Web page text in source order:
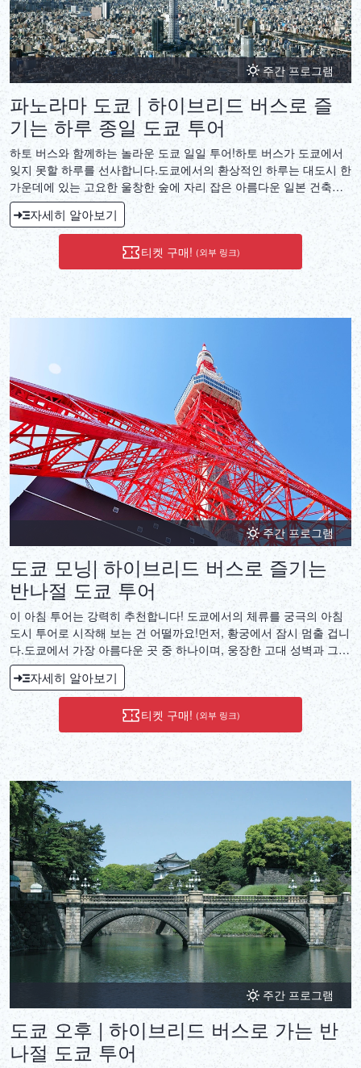
주간 프로그램
파노라마 도쿄 | 하이브리드 버스로 즐
기는 하루 종일 도쿄 투어
하토 버스와 함께하는 놀라운 도쿄 일일 투어!하토 버스가 도쿄에서
잊지 못할 하루를 선사합니다.도쿄에서의 환상적인 하루는 대도시 한
가운데에 있는 고요한 울창한 숲에 자리 잡은 아름다운 일본 건축물
인 메이지 신궁에서 시작됩니다.또한 이곳은 도시에서 가장 중요한
신사로 여겨집니다!그런 다음 버스가 황궁 광장으로 이동합니다.도쿄
에서 가장 아름다운 곳 중 하나이며, 웅장한 고대 성벽과 그림 같은
보호탑은 꼭 볼 가치가 있습니다.다음으로 베이 지역이 있는 오다이
바로 이동합니다.오다이바는 도쿄만의 인공 섬에 있는 인기 있는 쇼
핑 및 엔터테인먼트 지구입니다.오다이바에서 바람을 느낀 후, 빌라
폰테인 그랜드 하네다 공항에서 점심을 먹습니다.뷔페 점심을 즐기세
요.점심을 먹은 후, 버스는 도쿄에서 가장 오래된 사찰이 있는 유명한
아사쿠사로 이동합니다.나카미세 쇼핑 아케이드를 산책하며 즐기세
요.마지막 목적지는 도쿄 스카이트리 350m 템보 데크입니다. 타워
전망대에서 도쿄의 전망을 감상할 기회를 얻을 수 있습니다.하토 버
스는 여러분의 기대 이상을 제공해 드립니다!
자세히 알아보기
티켓 구매! (외부 링크)
주간 프로그램
도쿄 모닝| 하이브리드 버스로 즐기는
반나절 도쿄 투어
이 아침 투어는 강력히 추천합니다! 도쿄에서의 체류를 궁극의 아침
도시 투어로 시작해 보는 건 어떨까요!먼저, 황궁에서 잠시 멈출 겁니
다.도쿄에서 가장 아름다운 곳 중 하나이며, 웅장한 고대 성벽과 그림
같은 보호탑은 꼭 볼 만한 가치가 있습니다.황궁에 이어, 150m 전망
대에서 도시의 아름다운 전망을 감상할 수 있는 일본 수도의 상징 중
하나인 도쿄 타워를 방문합니다.마지막으로, 아사쿠사와 센소지(아
사쿠사 칸논 사원)를 거닐며, 도쿄에서 가장 오래된 사원이자 예술 작
품이자 훌륭한 고대 장인 정신을 엿볼 수 있습니다.이 단지의 일부는
200m 길이의 전통 쇼핑가인 나카미세로, 다양한 기념품뿐만 아니라
많은 현지 간식과 식사를 제공합니다.망설이지 말고 꼭 맛보세요!
자세히 알아보기
티켓 구매! (외부 링크)
주간 프로그램
도쿄 오후 | 하이브리드 버스로 가는 반
나절 도쿄 투어